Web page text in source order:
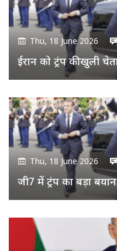
Thu, 18 June 2026
ईरान को ट्रंप की खुली
Thu, 18 June 2026
जी7 में ट्रंप का बड़ा